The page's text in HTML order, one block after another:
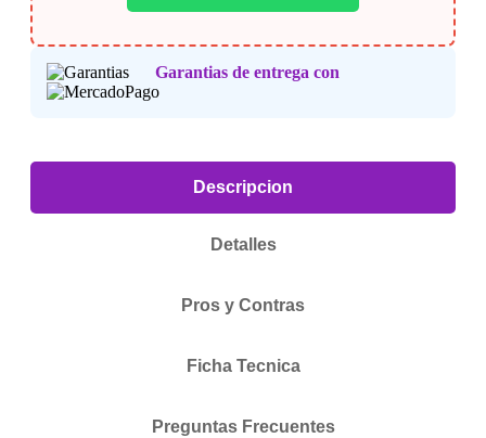
Garantias de entrega con
Descripcion
Detalles
Pros y Contras
Ficha Tecnica
Preguntas Frecuentes